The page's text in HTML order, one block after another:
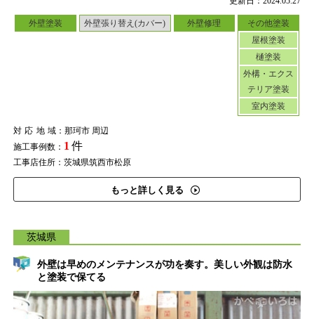
外壁塗装 外壁張り替え(カバー) 外壁修理
その他塗装
屋根塗装
樋塗装
外構・エクス
テリア塗装
室内塗装
対応地域：那珂市 周辺
施工事例数： 1 件
工事店住所：茨城県筑西市松原
もっと詳しく見る
茨城県
外壁は早めのメンテナンスが功を奏す。美しい外観は防水
と塗装で保てる